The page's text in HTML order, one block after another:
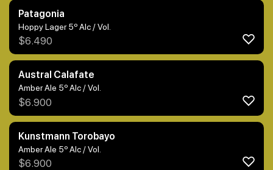
Patagonia
Hoppy Lager 5º Alc / Vol.
$6.490
Austral Calafate
Amber Ale 5º Alc / Vol.
$6.900
Kunstmann Torobayo
Amber Ale 5º Alc / Vol.
$6.900